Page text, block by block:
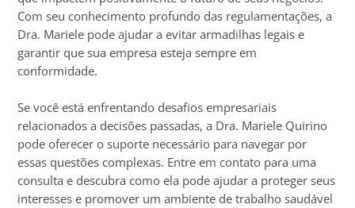
Com seu conhecimento profundo das regulamentações, a
Dra. Mariele pode ajudar a evitar armadilhas legais e
garantir que sua empresa esteja sempre em
conformidade.
Se você está enfrentando desafios empresariais
relacionados a decisões passadas, a Dra. Mariele Quirino
pode oferecer o suporte necessário para navegar por
essas questões complexas. Entre em contato para uma
consulta e descubra como ela pode ajudar a proteger seus
interesses e promover um ambiente de trabalho saudável